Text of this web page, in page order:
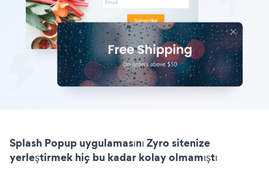
Splash Popup uygulamasını Zyro sitenize
yerleştirmek hiç bu kadar kolay olmamıştı